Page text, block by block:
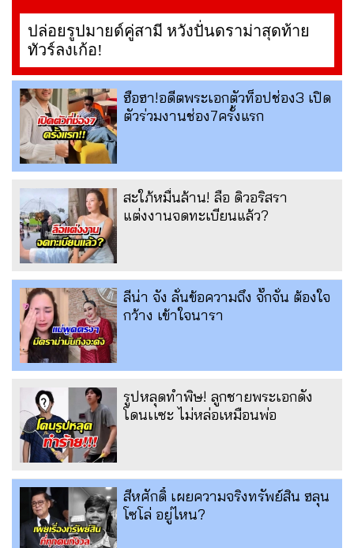
ปล่อยรูปมายด์คู่สามี หวังปั่นดราม่าสุดท้าย
ทัวร์ลงเก้อ!
ฮือฮา!อดีตพระเอกตัวท็อปช่อง3 เปิด
ตัวร่วมงานช่อง7ครั้งแรก
สะใภ้หมื่นล้าน! ลือ ดิวอริสรา
แต่งงานจดทะเบียนแล้ว?
ลีน่า จัง ลั่นข้อความถึง จั๊กจั่น ต้องใจ
กว้าง เข้าใจนารา
รูปหลุดทำพิษ! ลูกชายพระเอกดัง
โดนเเซะ ไม่หล่อเหมือนพ่อ
สีหศักดิ์ เผยความจริงทรัพย์สิน ฮลุน
โซโล่ อยู่ไหน?